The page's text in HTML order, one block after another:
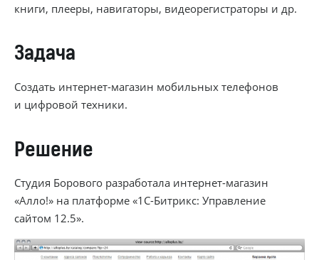
книги, плееры, навигаторы, видеорегистраторы и др.
Задача
Создать интернет-магазин мобильных телефонов
и цифровой техники.
Решение
Студия Борового разработала интернет-магазин
«Алло!» на платформе «1С-Битрикс: Управление
сайтом 12.5».